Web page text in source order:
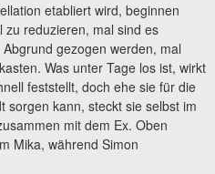
etabliert wird, beginnen
zu reduzieren, mal sind es
gezogen werden, mal
Was unter Tage los ist, wirkt
feststellt, doch ehe sie für die
sorgen kann, steckt sie selbst im
mit dem Ex. Oben
Mika, während Simon